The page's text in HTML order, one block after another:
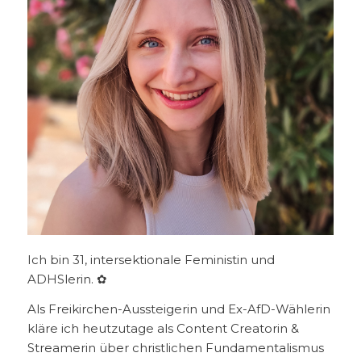
Ich bin 31, intersektionale Feministin und
ADHSlerin. ✿
Als Freikirchen-Aussteigerin und Ex-AfD-Wählerin
kläre ich heutzutage als Content Creatorin &
Streamerin über christlichen Fundamentalismus